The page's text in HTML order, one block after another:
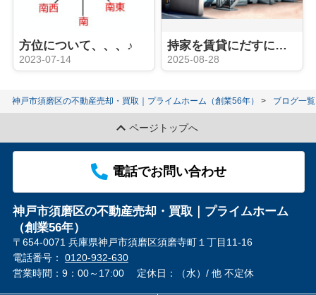
方位について、、、♪
2023-07-14
持家を賃貸にだすには？？メリット・デメリット
2025-08-28
神戸市須磨区の不動産売却・買取｜プライムホーム（創業56年） ブログ一覧
ページトップへ
電話でお問い合わせ
神戸市須磨区の不動産売却・買取｜プライムホーム
（創業56年）
〒654-0071 兵庫県神戸市須磨区須磨寺町１丁目11-16
電話番号： 0120-932-630
営業時間：9：00～17:00
定休日：（水）/ 他 不定休